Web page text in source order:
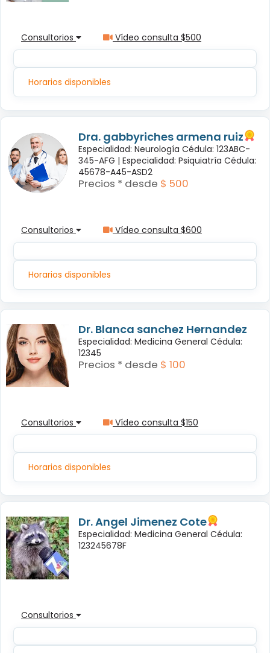
Consultorios Vídeo consulta $500
Horarios disponibles
Dra. gabbyriches armena ruiz
Especialidad: Neurología Cédula: 123ABC-
345-AFG | Especialidad: Psiquiatría Cédula:
45678-A45-ASD2
Precios * desde $ 500
Consultorios Vídeo consulta $600
Horarios disponibles
Dr. Blanca sanchez Hernandez
Especialidad: Medicina General Cédula:
12345
Precios * desde $ 100
Consultorios Vídeo consulta $150
Horarios disponibles
Dr. Angel Jimenez Cote
Especialidad: Medicina General Cédula:
123245678F
Consultorios